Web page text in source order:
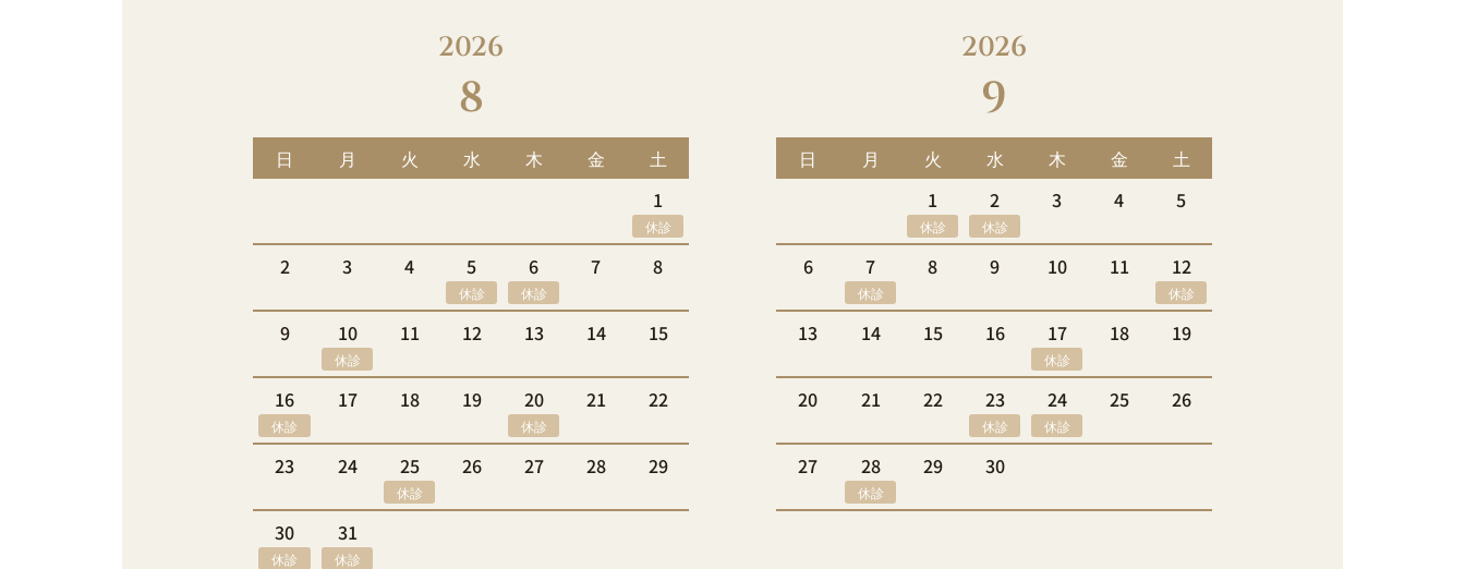
2026
8
日 月 火 水 木 金
土
1
休診
2 3 4 5
休診
6
休診
7 8
9 10
休診
11 12 13 14 15
16
休診
17 18 19 20
休診
21 22
23 24 25
休診
26 27 28 29
30
休診
31
休診
2026
9
日 月 火 水 木 金
土
1
休診
2
休診
3 4 5
6 7
休診
8 9 10 11 12
休診
13 14 15 16 17
休診
18 19
20 21 22 23
休診
24
休診
25 26
27 28
休診
29 30